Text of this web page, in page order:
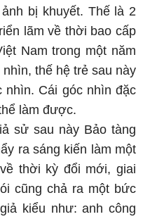
bị khuyết. Thế là 2
lãm về thời bao cấp
Nam trong một năm
thế hệ trẻ sau này
nhìn. Cái góc nhìn đặc
làm được.
sử sau này Bảo tàng
ra sáng kiến làm một
thời kỳ đổi mới, giai
cũng chả ra một bức
kiểu như: anh công